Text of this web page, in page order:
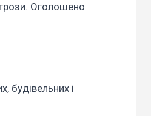
грози. Оголошено
будівельних і